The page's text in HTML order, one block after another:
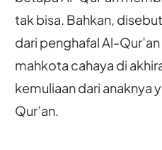
tak bisa. Bahkan,
dari penghafal Al-
mahkota cahaya di
kemuliaan dari anaknya
Qur’an.